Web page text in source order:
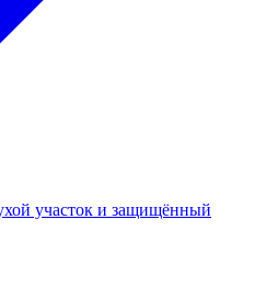
участок и защищённый